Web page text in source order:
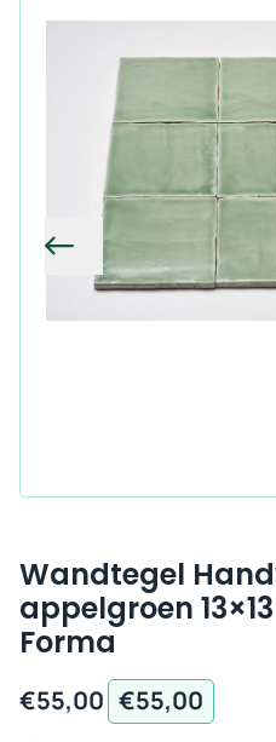
Vorige
Wandtegel
appelgroen
Forma
€55,00 €55,00